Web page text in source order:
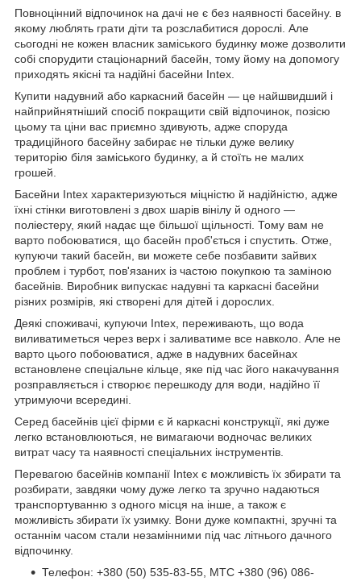
Повноцінний відпочинок на дачі не є без наявності басейну. в
якому люблять грати діти та розслабитися дорослі. Але
сьогодні не кожен власник заміського будинку може дозволити
собі спорудити стаціонарний басейн, тому йому на допомогу
приходять якісні та надійні басейни Intex.
Купити надувний або каркасний басейн — це найшвидший і
найприйнятніший спосіб покращити свій відпочинок, позісю
цьому та ціни вас приємно здивують, адже споруда
традиційного басейну забирає не тільки дуже велику
територію біля заміського будинку, а й стоїть не малих
грошей.
Басейни Intex характеризуються міцністю й надійністю, адже
їхні стінки виготовлені з двох шарів вінілу й одного —
поліестеру, який надає ще більшої щільності. Тому вам не
варто побоюватися, що басейн проб'ється і спустить. Отже,
купуючи такий басейн, ви можете себе позбавити зайвих
проблем і турбот, пов'язаних із частою покупкою та заміною
басейнів. Виробник випускає надувні та каркасні басейни
різних розмірів, які створені для дітей і дорослих.
Деякі споживачі, купуючи Intex, переживають, що вода
виливатиметься через верх і заливатиме все навколо. Але не
варто цього побоюватися, адже в надувних басейнах
встановлене спеціальне кільце, яке під час його накачування
розправляється і створює перешкоду для води, надійно її
утримуючи всередині.
Серед басейнів цієї фірми є й каркасні конструкції, які дуже
легко встановлюються, не вимагаючи водночас великих
витрат часу та наявності спеціальних інструментів.
Перевагою басейнів компанії Intex є можливість їх збирати та
розбирати, завдяки чому дуже легко та зручно надаються
транспортуванню з одного місця на інше, а також є
можливість збирати їх узимку. Вони дуже компактні, зручні та
останнім часом стали незамінними під час літнього дачного
відпочинку.
Телефон: +380 (50) 535-83-55, MTC +380 (96) 086-